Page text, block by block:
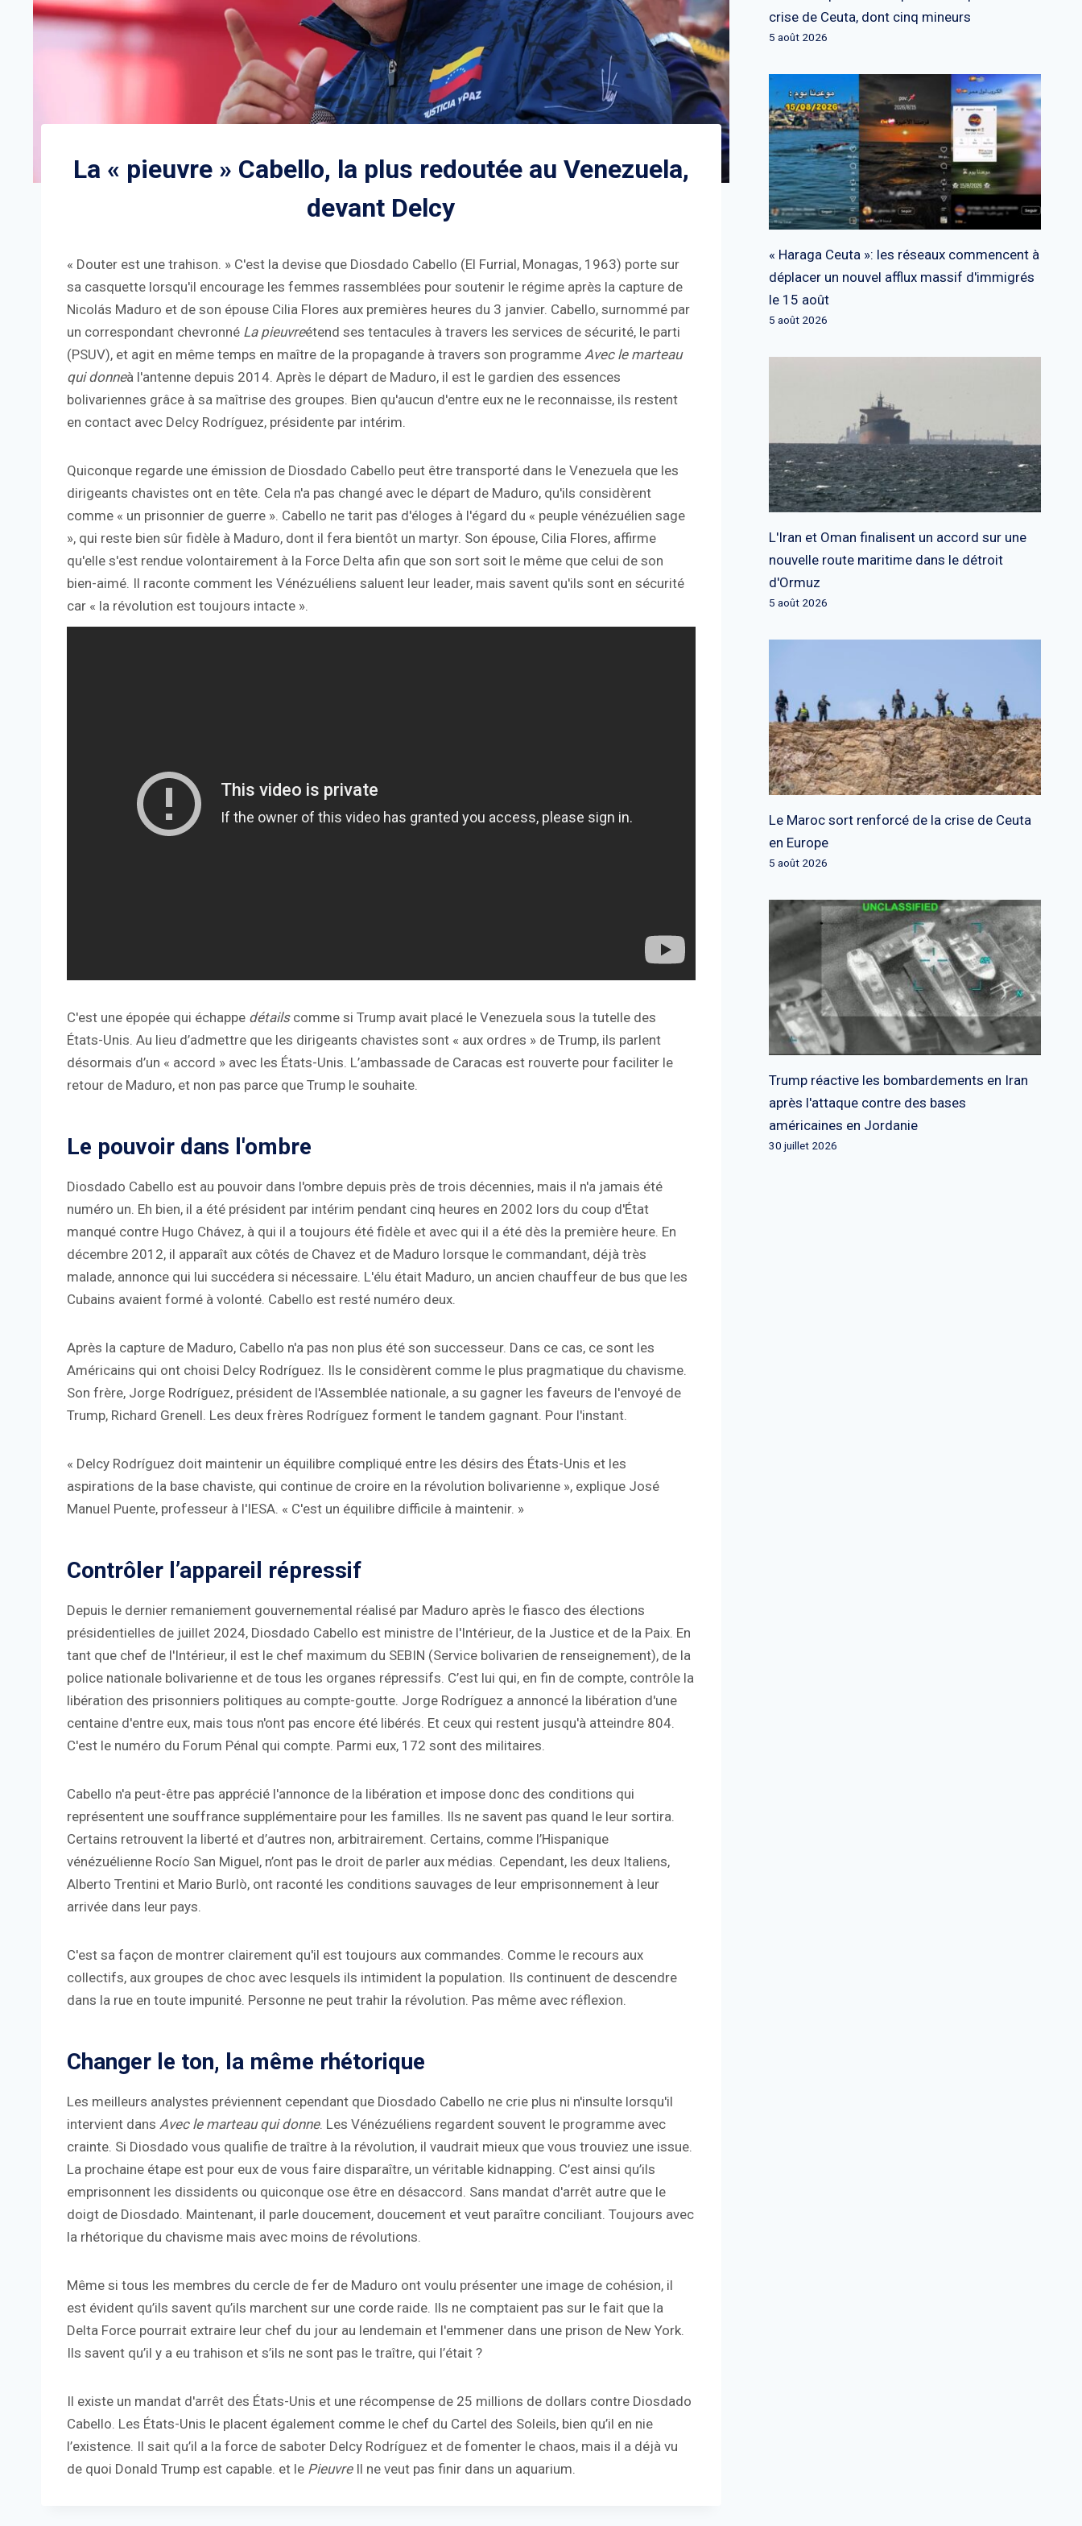
La « pieuvre » Cabello, la plus redoutée au Venezuela,
devant Delcy
« Douter est une trahison. » C'est la devise que Diosdado Cabello (El Furrial, Monagas, 1963) porte sur
sa casquette lorsqu'il encourage les femmes rassemblées pour soutenir le régime après la capture de
Nicolás Maduro et de son épouse Cilia Flores aux premières heures du 3 janvier. Cabello, surnommé par
un correspondant chevronné La pieuvreétend ses tentacules à travers les services de sécurité, le parti
(PSUV), et agit en même temps en maître de la propagande à travers son programme Avec le marteau
qui donneà l'antenne depuis 2014. Après le départ de Maduro, il est le gardien des essences
bolivariennes grâce à sa maîtrise des groupes. Bien qu'aucun d'entre eux ne le reconnaisse, ils restent
en contact avec Delcy Rodríguez, présidente par intérim.
Quiconque regarde une émission de Diosdado Cabello peut être transporté dans le Venezuela que les
dirigeants chavistes ont en tête. Cela n'a pas changé avec le départ de Maduro, qu'ils considèrent
comme « un prisonnier de guerre ». Cabello ne tarit pas d'éloges à l'égard du « peuple vénézuélien sage
», qui reste bien sûr fidèle à Maduro, dont il fera bientôt un martyr. Son épouse, Cilia Flores, affirme
qu'elle s'est rendue volontairement à la Force Delta afin que son sort soit le même que celui de son
bien-aimé. Il raconte comment les Vénézuéliens saluent leur leader, mais savent qu'ils sont en sécurité
car « la révolution est toujours intacte ».
C'est une épopée qui échappe détailscomme si Trump avait placé le Venezuela sous la tutelle des
États-Unis. Au lieu d’admettre que les dirigeants chavistes sont « aux ordres » de Trump, ils parlent
désormais d’un « accord » avec les États-Unis. L’ambassade de Caracas est rouverte pour faciliter le
retour de Maduro, et non pas parce que Trump le souhaite.
Le pouvoir dans l'ombre
Diosdado Cabello est au pouvoir dans l'ombre depuis près de trois décennies, mais il n'a jamais été
numéro un. Eh bien, il a été président par intérim pendant cinq heures en 2002 lors du coup d'État
manqué contre Hugo Chávez, à qui il a toujours été fidèle et avec qui il a été dès la première heure. En
décembre 2012, il apparaît aux côtés de Chavez et de Maduro lorsque le commandant, déjà très
malade, annonce qui lui succédera si nécessaire. L'élu était Maduro, un ancien chauffeur de bus que les
Cubains avaient formé à volonté. Cabello est resté numéro deux.
Après la capture de Maduro, Cabello n'a pas non plus été son successeur. Dans ce cas, ce sont les
Américains qui ont choisi Delcy Rodríguez. Ils le considèrent comme le plus pragmatique du chavisme.
Son frère, Jorge Rodríguez, président de l'Assemblée nationale, a su gagner les faveurs de l'envoyé de
Trump, Richard Grenell. Les deux frères Rodríguez forment le tandem gagnant. Pour l'instant.
« Delcy Rodríguez doit maintenir un équilibre compliqué entre les désirs des États-Unis et les
aspirations de la base chaviste, qui continue de croire en la révolution bolivarienne », explique José
Manuel Puente, professeur à l'IESA. « C'est un équilibre difficile à maintenir. »
Contrôler l’appareil répressif
Depuis le dernier remaniement gouvernemental réalisé par Maduro après le fiasco des élections
présidentielles de juillet 2024, Diosdado Cabello est ministre de l'Intérieur, de la Justice et de la Paix. En
tant que chef de l'Intérieur, il est le chef maximum du SEBIN (Service bolivarien de renseignement), de la
police nationale bolivarienne et de tous les organes répressifs. C’est lui qui, en fin de compte, contrôle la
libération des prisonniers politiques au compte-goutte. Jorge Rodríguez a annoncé la libération d'une
centaine d'entre eux, mais tous n'ont pas encore été libérés. Et ceux qui restent jusqu'à atteindre 804.
C'est le numéro du Forum Pénal qui compte. Parmi eux, 172 sont des militaires.
Cabello n'a peut-être pas apprécié l'annonce de la libération et impose donc des conditions qui
représentent une souffrance supplémentaire pour les familles. Ils ne savent pas quand le leur sortira.
Certains retrouvent la liberté et d’autres non, arbitrairement. Certains, comme l’Hispanique
vénézuélienne Rocío San Miguel, n’ont pas le droit de parler aux médias. Cependant, les deux Italiens,
Alberto Trentini et Mario Burlò, ont raconté les conditions sauvages de leur emprisonnement à leur
arrivée dans leur pays.
C'est sa façon de montrer clairement qu'il est toujours aux commandes. Comme le recours aux
collectifs, aux groupes de choc avec lesquels ils intimident la population. Ils continuent de descendre
dans la rue en toute impunité. Personne ne peut trahir la révolution. Pas même avec réflexion.
Changer le ton, la même rhétorique
Les meilleurs analystes préviennent cependant que Diosdado Cabello ne crie plus ni n'insulte lorsqu'il
intervient dans Avec le marteau qui donne. Les Vénézuéliens regardent souvent le programme avec
crainte. Si Diosdado vous qualifie de traître à la révolution, il vaudrait mieux que vous trouviez une issue.
La prochaine étape est pour eux de vous faire disparaître, un véritable kidnapping. C’est ainsi qu’ils
emprisonnent les dissidents ou quiconque ose être en désaccord. Sans mandat d'arrêt autre que le
doigt de Diosdado. Maintenant, il parle doucement, doucement et veut paraître conciliant. Toujours avec
la rhétorique du chavisme mais avec moins de révolutions.
Même si tous les membres du cercle de fer de Maduro ont voulu présenter une image de cohésion, il
est évident qu’ils savent qu’ils marchent sur une corde raide. Ils ne comptaient pas sur le fait que la
Delta Force pourrait extraire leur chef du jour au lendemain et l'emmener dans une prison de New York.
Ils savent qu’il y a eu trahison et s’ils ne sont pas le traître, qui l’était ?
Il existe un mandat d'arrêt des États-Unis et une récompense de 25 millions de dollars contre Diosdado
Cabello. Les États-Unis le placent également comme le chef du Cartel des Soleils, bien qu’il en nie
l’existence. Il sait qu’il a la force de saboter Delcy Rodríguez et de fomenter le chaos, mais il a déjà vu
de quoi Donald Trump est capable. et le PieuvreIl ne veut pas finir dans un aquarium.
crise de Ceuta, dont cinq mineurs
5 août 2026
« Haraga Ceuta »: les réseaux commencent à
déplacer un nouvel afflux massif d'immigrés
le 15 août
5 août 2026
L'Iran et Oman finalisent un accord sur une
nouvelle route maritime dans le détroit
d'Ormuz
5 août 2026
Le Maroc sort renforcé de la crise de Ceuta
en Europe
5 août 2026
Trump réactive les bombardements en Iran
après l'attaque contre des bases
américaines en Jordanie
30 juillet 2026